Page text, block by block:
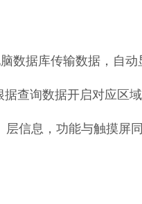
数据库传输数据，自动
查询数据开启对应区域
层信息，功能与触摸屏